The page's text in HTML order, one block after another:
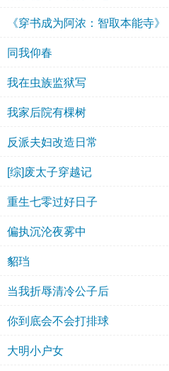
《穿书成为阿浓：智取本能寺》
同我仰春
我在虫族监狱写
我家后院有棵树
反派夫妇改造日常
[综]废太子穿越记
重生七零过好日子
偏执沉沦夜雾中
貂珰
当我折辱清冷公子后
你到底会不会打排球
大明小户女